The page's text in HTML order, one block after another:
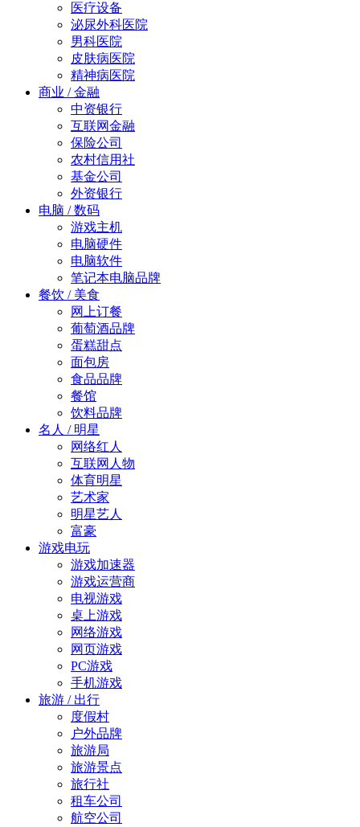
医疗设备
泌尿外科医院
男科医院
皮肤病医院
精神病医院
商业 / 金融
中资银行
互联网金融
保险公司
农村信用社
基金公司
外资银行
电脑 / 数码
游戏主机
电脑硬件
电脑软件
笔记本电脑品牌
餐饮 / 美食
网上订餐
葡萄酒品牌
蛋糕甜点
面包房
食品品牌
餐馆
饮料品牌
名人 / 明星
网络红人
互联网人物
体育明星
艺术家
明星艺人
富豪
游戏电玩
游戏加速器
游戏运营商
电视游戏
桌上游戏
网络游戏
网页游戏
PC游戏
手机游戏
旅游 / 出行
度假村
户外品牌
旅游局
旅游景点
旅行社
租车公司
航空公司